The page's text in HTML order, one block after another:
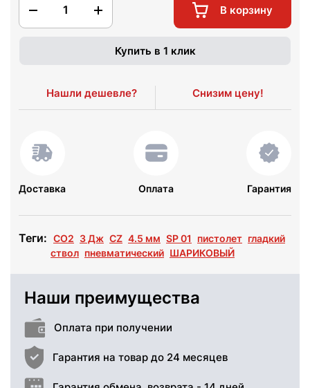
1 В корзину
Купить в 1 клик
Нашли дешевле? Снизим цену!
Доставка Оплата Гарантия
Теги: СО2 3 Дж CZ 4.5 мм SP 01 пистолет гладкий
ствол пневматический ШАРИКОВЫЙ
Наши преимущества
Оплата при получении
Гарантия на товар до 24 месяцев